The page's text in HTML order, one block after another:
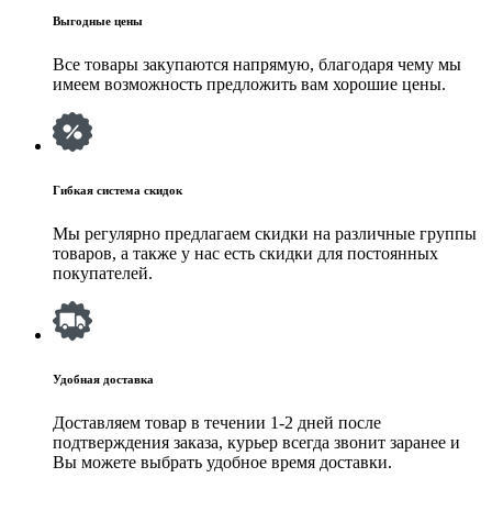
Выгодные цены
Все товары закупаются напрямую, благодаря чему мы
имеем возможность предложить вам хорошие цены.
Гибкая система скидок
Мы регулярно предлагаем скидки на различные группы
товаров, а также у нас есть скидки для постоянных
покупателей.
Удобная доставка
Доставляем товар в течении 1-2 дней после
подтверждения заказа, курьер всегда звонит заранее и
Вы можете выбрать удобное время доставки.